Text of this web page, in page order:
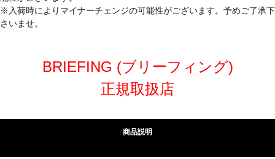
※入荷時によりマイナーチェンジの可能性がございます。予めご了承下
さいませ。
BRIEFING (ブリーフィング)
正規取扱店
商品説明